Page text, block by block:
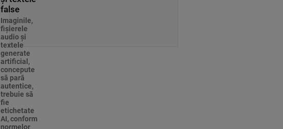
false
Imaginile,
fişierele
audio şi
textele
generate
artificial,
concepute
să pară
autentice,
trebuie să
fie
etichetate
AI, conform
normelor